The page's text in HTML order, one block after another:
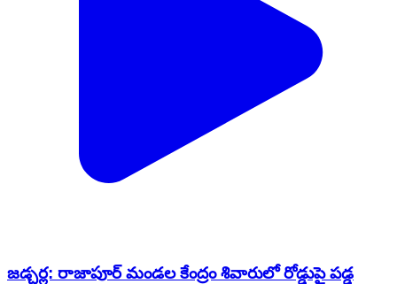
జడ్చర్ల: రాజాపూర్ మండల కేంద్రం శివారులో రోడ్డుపై పడ్డ